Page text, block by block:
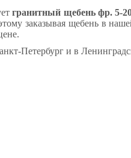
гранитный щебень фр. 5-
заказывая щебень в
Петербург и в